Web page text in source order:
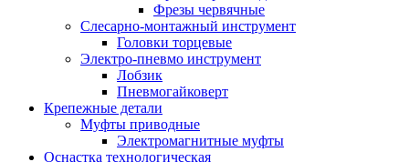
Фрезы червячные
Слесарно-монтажный инструмент
Головки торцевые
Электро-пневмо инструмент
Лобзик
Пневмогайковерт
Крепежные детали
Муфты приводные
Электромагнитные муфты
Оснастка технологическая